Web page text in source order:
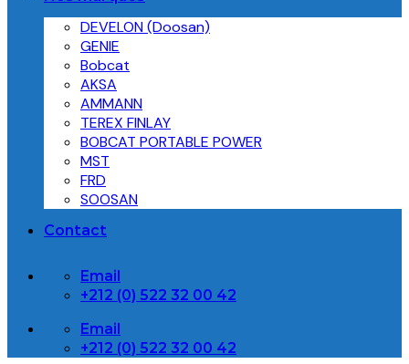
DEVELON (Doosan)
GENIE
Bobcat
AKSA
AMMANN
TEREX FINLAY
BOBCAT PORTABLE POWER
MST
FRD
SOOSAN
Contact
Email
+212 (0) 522 32 00 42
Email
+212 (0) 522 32 00 42